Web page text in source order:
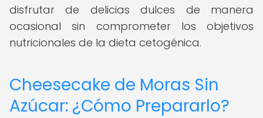
disfrutar de delicias dulces de manera
ocasional sin comprometer los objetivos
nutricionales de la dieta cetogénica.
Cheesecake de Moras Sin
Azúcar: ¿Cómo Prepararlo?